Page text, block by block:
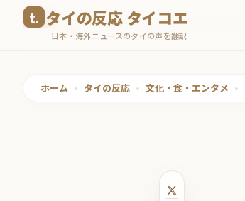
タイの反応 タイコエ
日本・海外ニュースのタイの声を翻訳
ホーム • タイの反応 • 文化・食・エンタメ •